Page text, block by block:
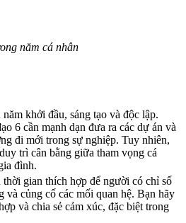
năm cá nhân
năm khởi đầu, sáng tạo và độc lập.
6 cần mạnh dạn đưa ra các dự án và
đi mới trong sự nghiệp. Tuy nhiên,
trì cân bằng giữa tham vọng cá
đình.
thời gian thích hợp để người có chỉ số
và củng cố các mối quan hệ. Bạn hãy
và chia sẻ cảm xúc, đặc biệt trong